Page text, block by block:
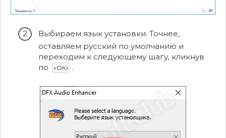
Выбираем язык установки. Точнее,
оставляем русский по умолчанию и
переходим к следующему шагу, кликнув
по
«ОК» .